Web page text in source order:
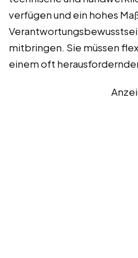
verfügen und ein hohes
mitbringen. Sie müssen
einem oft